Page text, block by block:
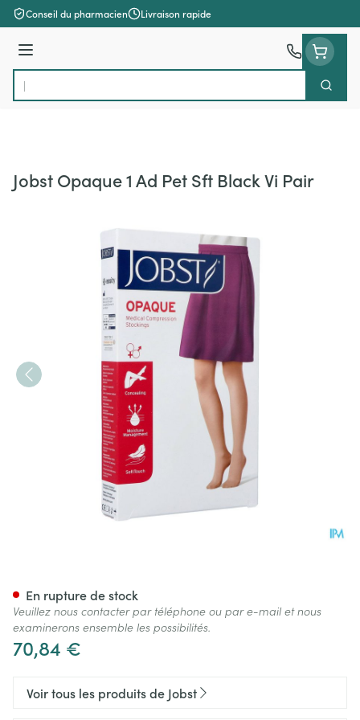
Aller au contenu
Conseil du pharmacien Livraison rapide
Menu
Rechercher
Jobst Opaque 1 Ad Pet Sft Black Vi Pair
70,84 €
En rupture de stock
Veuillez nous contacter par téléphone ou par e-mail et nous
examinerons ensemble les possibilités.
Voir tous les produits de Jobst